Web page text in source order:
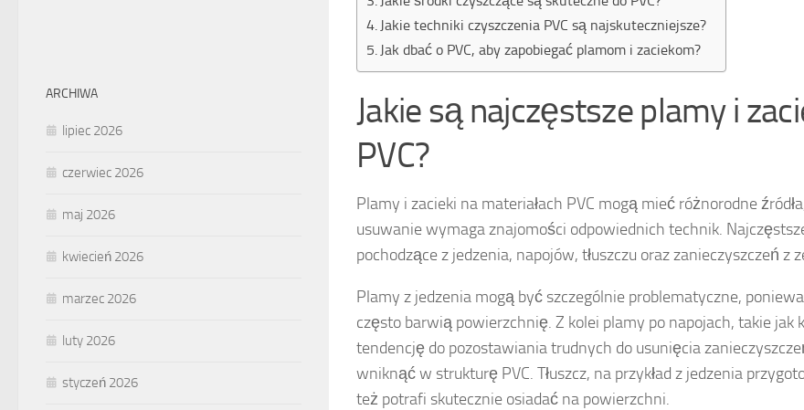
Jakie techniki czyszczenia PVC są najskuteczniejsze?
Jak dbać o PVC, aby zapobiegać plamom i zaciekom?
Jakie są najczęstsze plamy i
PVC?
Plamy i zacieki na materiałach PVC mogą mieć różnorodne
usuwanie wymaga znajomości odpowiednich technik.
pochodzące z jedzenia, napojów, tłuszczu oraz zanieczyszczeń z
Plamy z jedzenia mogą być szczególnie problematyczne,
często barwią powierzchnię. Z kolei plamy po napojach, takie jak
tendencję do pozostawiania trudnych do usunięcia
wniknąć w strukturę PVC. Tłuszcz, na przykład z jedzenia
też potrafi skutecznie osiadać na powierzchni.
ARCHIWA
lipiec 2026
czerwiec 2026
maj 2026
kwiecień 2026
marzec 2026
luty 2026
styczeń 2026